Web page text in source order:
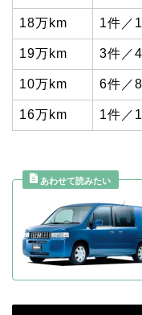
18万km 1件／
19万km 3件／
10万km 6件／
16万km 1件／